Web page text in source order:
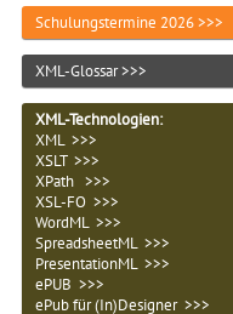
Schulungstermine 2026 >>>
XML-Glossar >>>
XML-Technologien:
XML >>>
XSLT >>>
XPath >>>
XSL-FO >>>
WordML >>>
SpreadsheetML >>>
PresentationML >>>
ePUB >>>
ePub für (In)Designer >>>